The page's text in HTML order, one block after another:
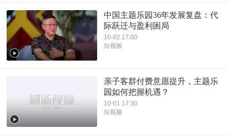
中国主题乐园36年发展复盘：代
际跃迁与盈利困局
10-02 17:00
短视频
亲子客群付费意愿提升，主题乐
园如何把握机遇？
10-01 17:30
短视频